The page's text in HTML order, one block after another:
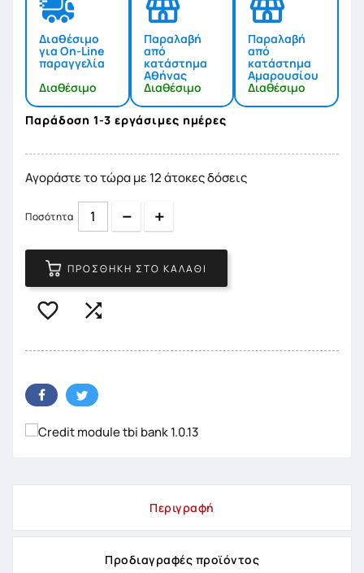
Διαθέσιμο
για On-Line
παραγγελία
Διαθέσιμο
Παραλαβή
από
κατάστημα
Αθήνας
Διαθέσιμο
Παραλαβή
από
κατάστημα
Αμαρουσίου
Διαθέσιμο
Παράδοση 1-3 εργάσιμες ημέρες
Αγοράστε το τώρα με 12 άτοκες δόσεις
Ποσότητα Quantity
ΠΡΟΣΘΉΚΗ ΣΤΟ ΚΑΛΆΘΙ
 
Περιγραφή
Προδιαγραφές προϊόντος